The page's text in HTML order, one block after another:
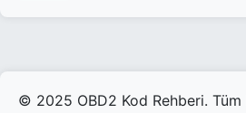
© 2025 OBD2 Kod Rehberi. Tüm